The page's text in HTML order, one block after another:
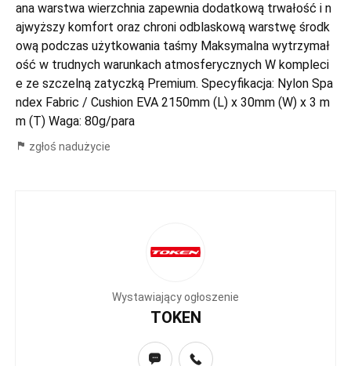
ana warstwa wierzchnia zapewnia dodatkową trwałość i n
ajwyższy komfort oraz chroni odblaskową warstwę środk
ową podczas użytkowania taśmy Maksymalna wytrzymał
ość w trudnych warunkach atmosferycznych W kompleci
e ze szczelną zatyczką Premium. Specyfikacja: Nylon Spa
ndex Fabric / Cushion EVA 2150mm (L) x 30mm (W) x 3 m
m (T) Waga: 80g/para
zgłoś nadużycie
Wystawiający ogłoszenie
TOKEN